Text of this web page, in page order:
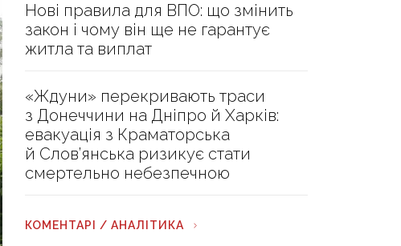
Нові правила для ВПО: що змінить
закон і чому він ще не гарантує
житла та виплат
«Ждуни» перекривають траси
з Донеччини на Дніпро й Харків:
евакуація з Краматорська
й Слов’янська ризикує стати
смертельно небезпечною
КОМЕНТАРІ / АНАЛІТИКА